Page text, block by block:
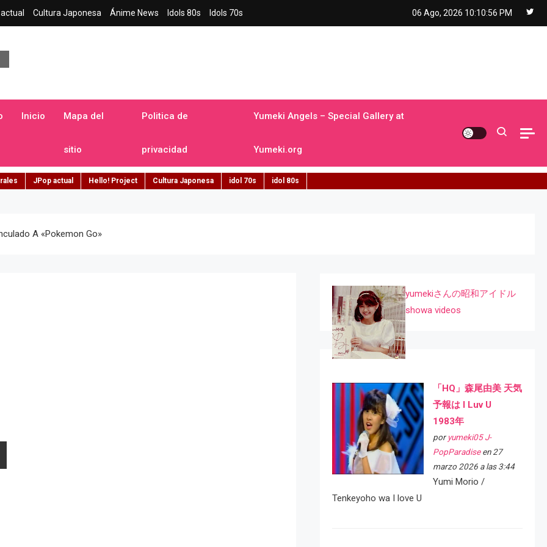
Cultura Japonesa Ánime News Idols 80s Idols 70s 06 Ago, 2026 10:10:57 PM
Inicio Mapa del
sitio
Politica de
privacidad
Yumeki Angels – Special Gallery at
Yumeki.org
JPop actual Hello! Project Cultura Japonesa idol 70s idol 80s
A «Pokemon Go»
yumekiさんの昭和アイドル
showa videos
「HQ」森尾由美 天気
予報は I Luv U
1983年
por yumeki05 J-
PopParadiseen 27
marzo 2026 a las 3:44
Yumi Morio /
Tenkeyoho wa I love U